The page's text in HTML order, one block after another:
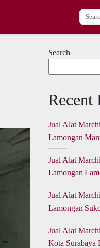
Search
Recent
Jual Alat
Lamongan
Jual Alat
Lamongan
Jual Alat
Lamongan
Jual Alat
Kota Surabaya